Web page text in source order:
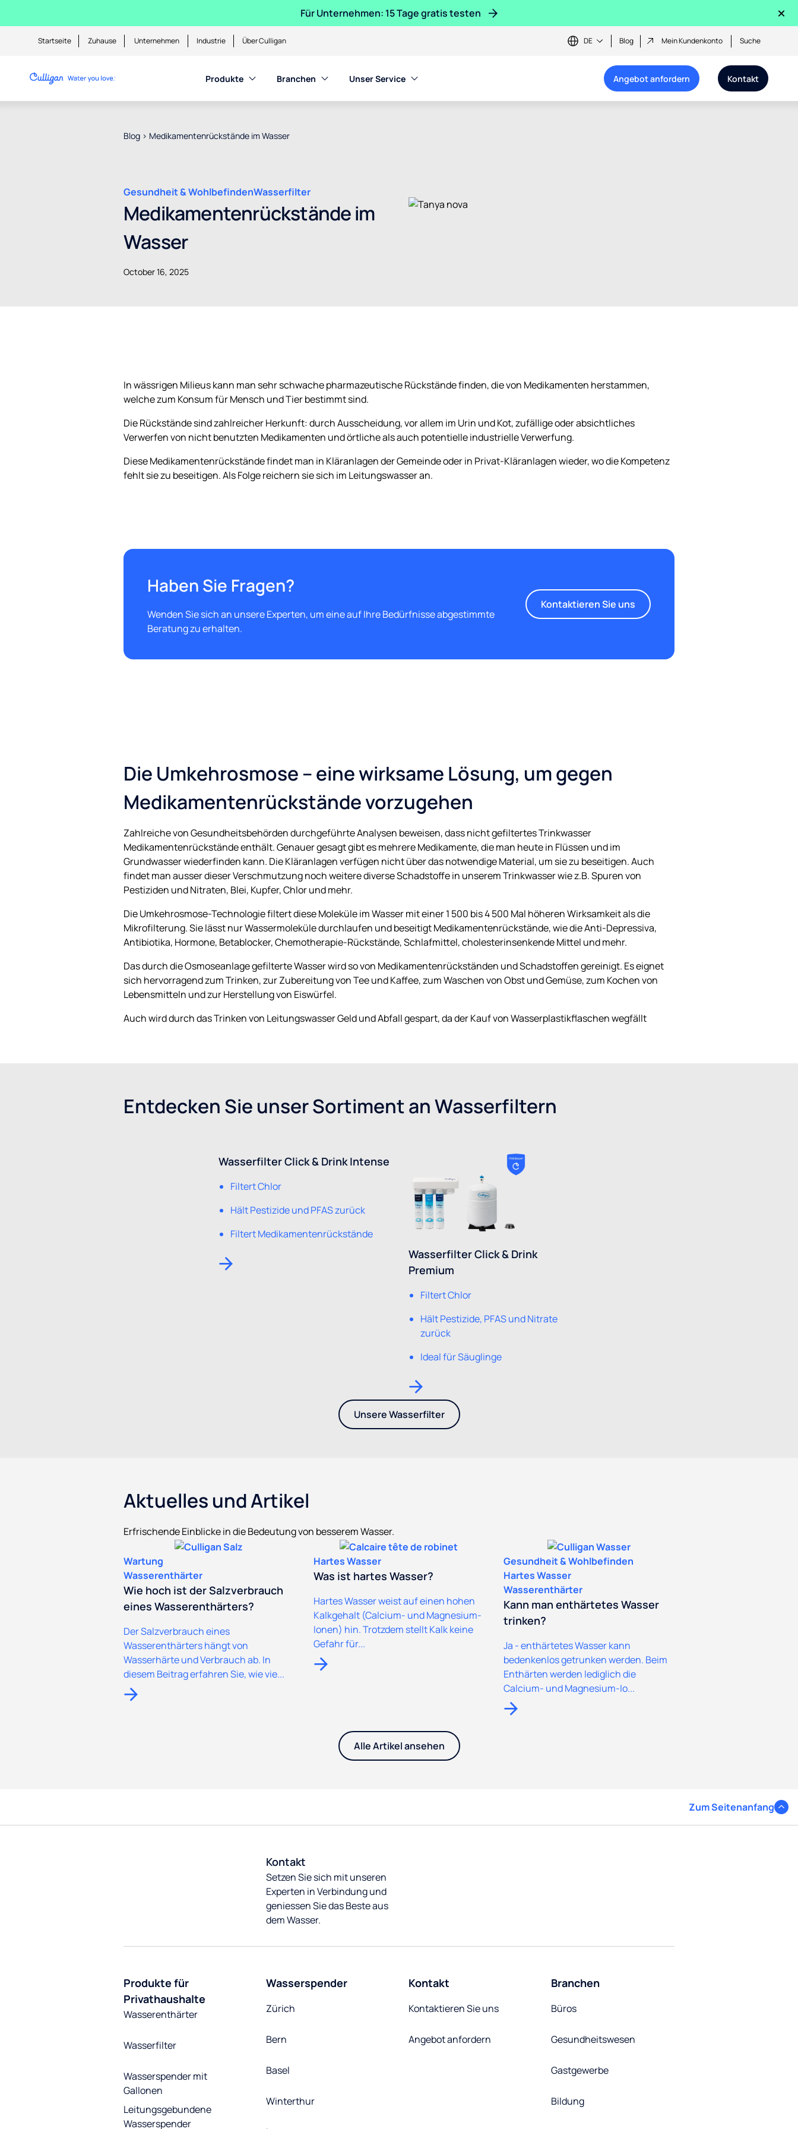
Für Unternehmen: 15 Tage gratis testen ×
Startseite Zuhause Unternehmen Industrie Über Culligan DE Blog Mein Kundenkonto Suche
Produkte Branchen Unser Service Angebot anfordern Kontakt
Blog > Medikamentenrückstände im Wasser
Gesundheit & WohlbefindenWasserfilter
Medikamentenrückstände im
Wasser
October 16, 2025
In wässrigen Milieus kann man sehr schwache pharmazeutische Rückstände finden, die von Medikamenten herstammen,
welche zum Konsum für Mensch und Tier bestimmt sind.
Die Rückstände sind zahlreicher Herkunft: durch Ausscheidung, vor allem im Urin und Kot, zufällige oder absichtliches
Verwerfen von nicht benutzten Medikamenten und örtliche als auch potentielle industrielle Verwerfung.
Diese Medikamentenrückstände findet man in Kläranlagen der Gemeinde oder in Privat-Kläranlagen wieder, wo die Kompetenz
fehlt sie zu beseitigen. Als Folge reichern sie sich im Leitungswasser an.
Haben Sie Fragen?
Wenden Sie sich an unsere Experten, um eine auf Ihre Bedürfnisse abgestimmte
Beratung zu erhalten.
Kontaktieren Sie uns
Die Umkehrosmose – eine wirksame Lösung, um gegen
Medikamentenrückstände vorzugehen
Zahlreiche von Gesundheitsbehörden durchgeführte Analysen beweisen, dass nicht gefiltertes Trinkwasser
Medikamentenrückstände enthält. Genauer gesagt gibt es mehrere Medikamente, die man heute in Flüssen und im
Grundwasser wiederfinden kann. Die Kläranlagen verfügen nicht über das notwendige Material, um sie zu beseitigen. Auch
findet man ausser dieser Verschmutzung noch weitere diverse Schadstoffe in unserem Trinkwasser wie z.B. Spuren von
Pestiziden und Nitraten, Blei, Kupfer, Chlor und mehr.
Die Umkehrosmose-Technologie filtert diese Moleküle im Wasser mit einer 1 500 bis 4 500 Mal höheren Wirksamkeit als die
Mikrofilterung. Sie lässt nur Wassermoleküle durchlaufen und beseitigt Medikamentenrückstände, wie die Anti-Depressiva,
Antibiotika, Hormone, Betablocker, Chemotherapie-Rückstände, Schlafmittel, cholesterinsenkende Mittel und mehr.
Das durch die Osmoseanlage gefilterte Wasser wird so von Medikamentenrückständen und Schadstoffen gereinigt. Es eignet
sich hervorragend zum Trinken, zur Zubereitung von Tee und Kaffee, zum Waschen von Obst und Gemüse, zum Kochen von
Lebensmitteln und zur Herstellung von Eiswürfel.
Auch wird durch das Trinken von Leitungswasser Geld und Abfall gespart, da der Kauf von Wasserplastikflaschen wegfällt
Entdecken Sie unser Sortiment an Wasserfiltern
Wasserfilter Click & Drink Intense
Filtert Chlor
Hält Pestizide und PFAS zurück
Filtert Medikamentenrückstände
Wasserfilter Click & Drink
Premium
Filtert Chlor
Hält Pestizide, PFAS und Nitrate
zurück
Ideal für Säuglinge
Unsere Wasserfilter
- Entdecken Sie unser Sortiment an Wasserfiltern
Aktuelles und Artikel
Erfrischende Einblicke in die Bedeutung von besserem Wasser.
Wartung
Wasserenthärter
Wie hoch ist der Salzverbrauch
eines Wasserenthärters?
Der Salzverbrauch eines
Wasserenthärters hängt von
Wasserhärte und Verbrauch ab. In
diesem Beitrag erfahren Sie, wie vie...
Hartes Wasser
Was ist hartes Wasser?
Hartes Wasser weist auf einen hohen
Kalkgehalt (Calcium- und Magnesium-
Ionen) hin. Trotzdem stellt Kalk keine
Gefahr für...
Gesundheit & Wohlbefinden
Hartes Wasser
Wasserenthärter
Kann man enthärtetes Wasser
trinken?
Ja - enthärtetes Wasser kann
bedenkenlos getrunken werden. Beim
Enthärten werden lediglich die
Calcium- und Magnesium-Io...
Alle Artikel ansehen
Zum Seitenanfang
Kontakt
Setzen Sie sich mit unseren
Experten in Verbindung und
geniessen Sie das Beste aus
dem Wasser.
Produkte für
Privathaushalte
Wasserenthärter
Wasserfilter
Wasserspender mit
Gallonen
Leitungsgebundene
Wasserspender
Wasserspender
Zürich
Bern
Basel
Winterthur
Kontakt
Kontaktieren Sie uns
Angebot anfordern
Branchen
Büros
Gesundheitswesen
Gastgewerbe
Bildung